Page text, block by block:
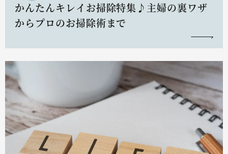
かんたんキレイお掃除特集♪主婦の裏ワザ
からプロのお掃除術まで